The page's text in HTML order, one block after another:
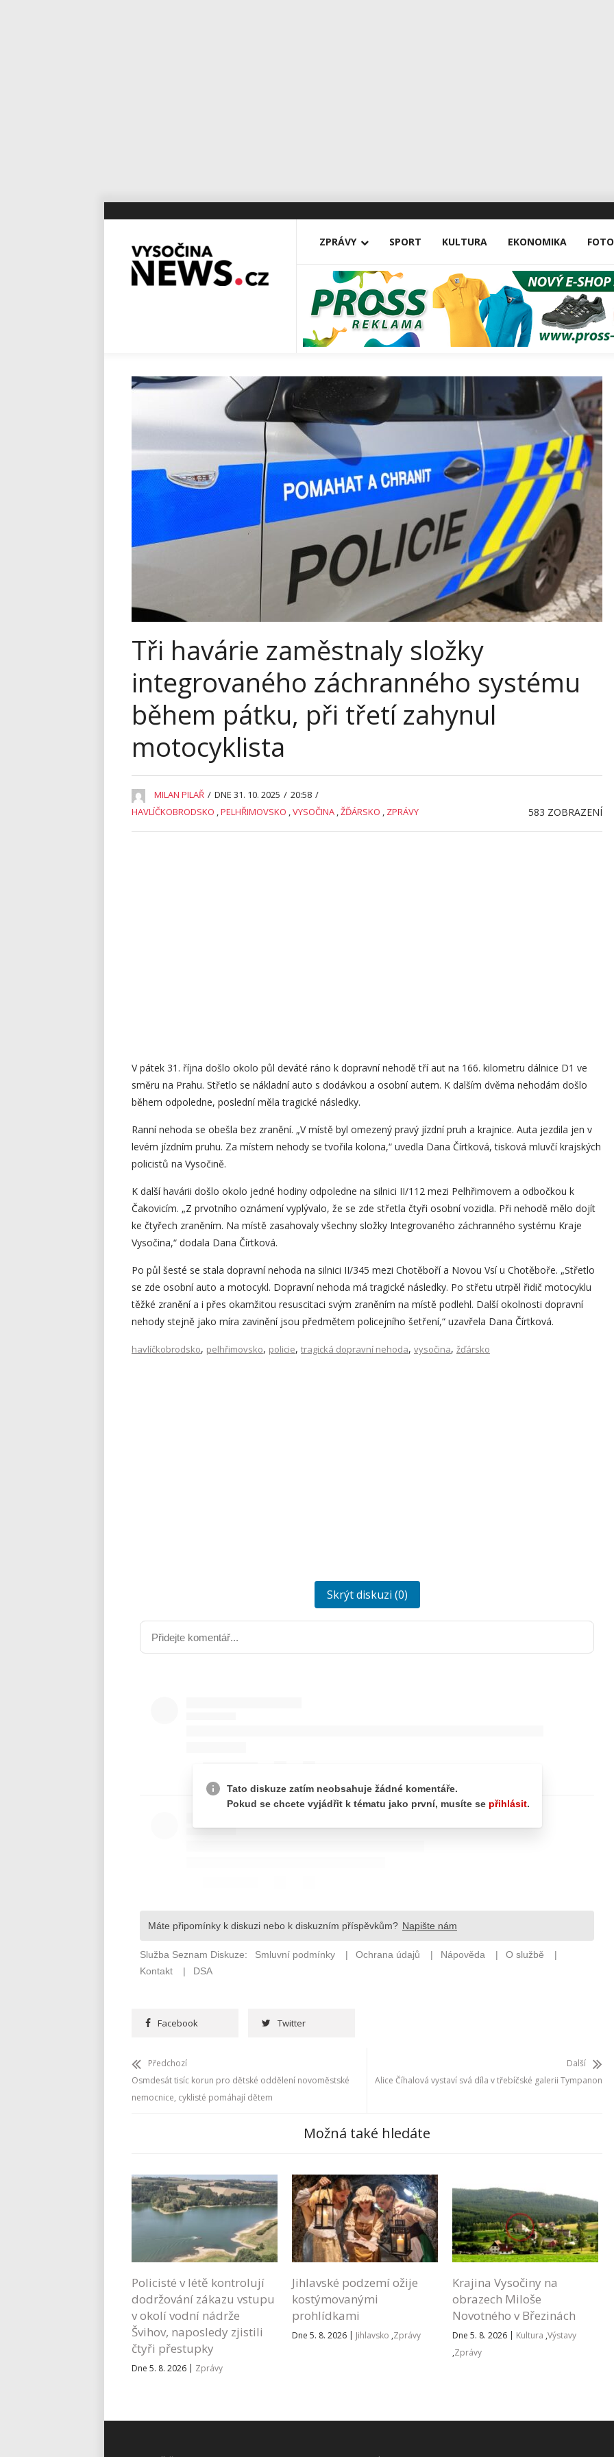
ZPRÁVY SPORT KULTURA EKONOMIKA
Tři havárie zaměstnaly složky
integrovaného záchranného systému
během pátku, při třetí zahynul
motocyklista
MILAN PILAŘ / DNE 31. 10. 2025 / 20:58 /
HAVLÍČKOBRODSKO ,PELHŘIMOVSKO ,VYSOČINA ,ŽĎÁRSKO , ZPRÁVY 583 ZOBRAZENÍ
V pátek 31. října došlo okolo půl deváté ráno k dopravní nehodě tří aut na 166. kilometru dálnice D1 ve
směru na Prahu. Střetlo se nákladní auto s dodávkou a osobní autem. K dalším dvěma nehodám došlo
během odpoledne, poslední měla tragické následky.
Ranní nehoda se obešla bez zranění. „V místě byl omezený pravý jízdní pruh a krajnice. Auta jezdila jen v
levém jízdním pruhu. Za místem nehody se tvořila kolona,“ uvedla Dana Čírtková, tisková mluvčí krajských
policistů na Vysočině.
K další havárii došlo okolo jedné hodiny odpoledne na silnici II/112 mezi Pelhřimovem a odbočkou k
Čakovicím. „Z prvotního oznámení vyplývalo, že se zde střetla čtyři osobní vozidla. Při nehodě mělo dojít
ke čtyřech zraněním. Na místě zasahovaly všechny složky Integrovaného záchranného systému Kraje
Vysočina,“ dodala Dana Čírtková.
Po půl šesté se stala dopravní nehoda na silnici II/345 mezi Chotěboří a Novou Vsí u Chotěboře. „Střetlo
se zde osobní auto a motocykl. Dopravní nehoda má tragické následky. Po střetu utrpěl řidič motocyklu
těžké zranění a i přes okamžitou resuscitaci svým zraněním na místě podlehl. Další okolnosti dopravní
nehody stejně jako míra zavinění jsou předmětem policejního šetření,“ uzavřela Dana Čírtková.
havlíčkobrodsko, pelhřimovsko, policie, tragická dopravní nehoda, vysočina, žďársko
Skrýt diskuzi (0)
Facebook Twitter
Předchozí
Osmdesát tisíc korun pro dětské oddělení novoměstské
nemocnice, cyklisté pomáhají dětem
Další
Alice Číhalová vystaví svá díla v třebíčské galerii Tympanon
Možná také hledáte
Policisté v létě kontrolují
dodržování zákazu vstupu
v okolí vodní nádrže
Švihov, naposledy zjistili
čtyři přestupky
Dne 5. 8. 2026 | Zprávy
Jihlavské podzemí ožije
kostýmovanými
prohlídkami
Dne 5. 8. 2026 | Jihlavsko ,Zprávy
Krajina Vysočiny na
obrazech Miloše
Novotného v Březinách
Dne 5. 8. 2026 | Kultura ,Výstavy
,Zprávy